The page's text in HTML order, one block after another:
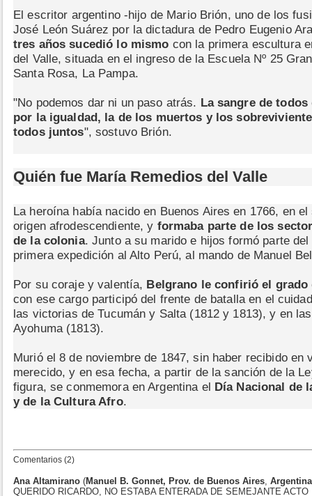
El escritor argentino -hijo de Mario Brión, uno de los
José León Suárez por la dictadura de Pedro Eugenio
tres años sucedió lo mismo con la primera escultura
del Valle, situada en el ingreso de la Escuela Nº 25
Santa Rosa, La Pampa.
"No podemos dar ni un paso atrás. La sangre de
por la igualdad, la de los muertos y los
todos juntos", sostuvo Brión.
Quién fue María Remedios del Valle
La heroína había nacido en Buenos Aires en 1766, en
origen afrodescendiente, y formaba parte de los
de la colonia. Junto a su marido e hijos formó parte
primera expedición al Alto Perú, al mando de Manuel
Por su coraje y valentía, Belgrano le confirió el
con ese cargo participó del frente de batalla en el
las victorias de Tucumán y Salta (1812 y 1813), y en
Ayohuma (1813).
Murió el 8 de noviembre de 1847, sin haber recibido en
merecido, y en esa fecha, a partir de la sanción de la
figura, se conmemora en Argentina el Día Nacional de
y de la Cultura Afro.
Comentarios (2)
Ana Altamirano (Manuel B. Gonnet, Prov. de Buenos Aires Argentina
QUERIDO RICARDO, NO ESTABA ENTERADA DE SEMEJANTE